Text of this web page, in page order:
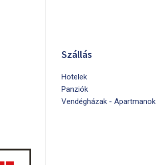
Szállás
Hotelek
Panziók
Vendégházak - Apartmanok